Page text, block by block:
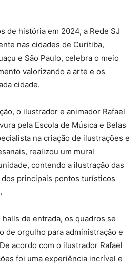
de história em 2024, a Rede SJ
nas cidades de Curitiba,
e São Paulo, celebra o meio
valorizando a arte e os
cidade.
o ilustrador e animador Rafael
pela Escola de Música e Belas
na criação de ilustrações e
realizou um mural
contendo a ilustração das
principais pontos turísticos
de entrada, os quadros se
de orgulho para administração e
acordo com o ilustrador Rafael
foi uma experiência incrível e